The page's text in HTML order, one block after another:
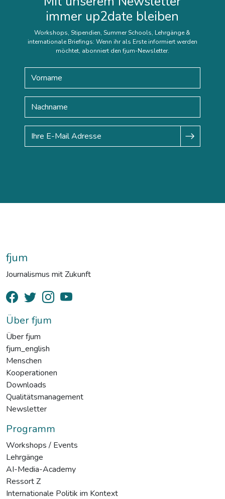
immer up2date bleiben
Workshops, Stipendien, Summer Schools, Lehrgänge &
internationale Briefings: Wenn ihr als Erste informiert werden
möchtet, abonniert den fjum-Newsletter.
fjum
Journalismus mit Zukunft
Über fjum
Über fjum
fjum_english
Menschen
Kooperationen
Downloads
Qualitätsmanagement
Newsletter
Programm
Workshops / Events
Lehrgänge
AI-Media-Academy
Ressort Z
Internationale Politik im Kontext